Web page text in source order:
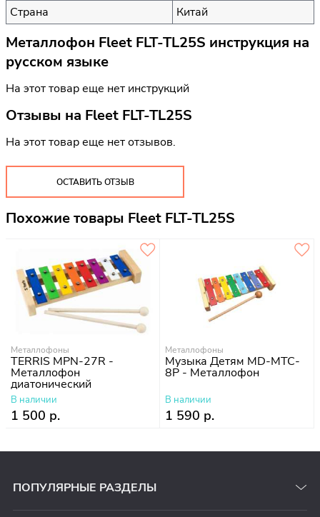
Страна
Китай
Металлофон Fleet FLT-TL25S инструкция на
русском языке
На этот товар еще нет инструкций
Отзывы на Fleet FLT-TL25S
На этот товар еще нет отзывов.
ОСТАВИТЬ ОТЗЫВ
Похожие товары Fleet FLT-TL25S
Металлофоны
TERRIS MPN-27R -
Металлофон
диатонический
В наличии
1 500 р.
Металлофоны
Музыка Детям MD-MTC-
8P - Металлофон
В наличии
1 590 р.
ПОПУЛЯРНЫЕ РАЗДЕЛЫ